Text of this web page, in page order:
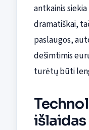
antkainis
dramatiškai,
paslaugos,
dešimtimis
turėtų būti
išlaidas